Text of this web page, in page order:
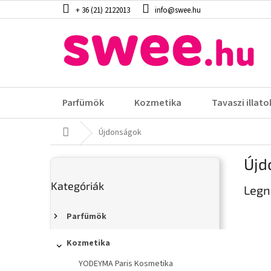
a
+ 36 (21) 2122013 info@swee.hu
Parfümök Kozmetika Tavaszi
KezdőlapÚjdonságok
l
a
s
ó
átugrása
Kategóriák
Parfümök
Kozmetika
YODEYMA Paris Kosmetika